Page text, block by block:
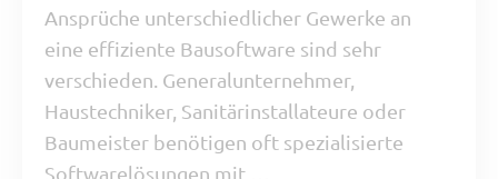
Ansprüche unterschiedlicher Gewerke an
eine effiziente Bausoftware sind sehr
verschieden. Generalunternehmer,
Haustechniker, Sanitärinstallateure oder
Baumeister benötigen oft spezialisierte
Softwarelösungen mit …